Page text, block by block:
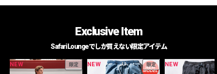
Exclusive Item
Safari Loungeでしか買えない限定アイテム
NEW 限定 NEW 限定 NEW